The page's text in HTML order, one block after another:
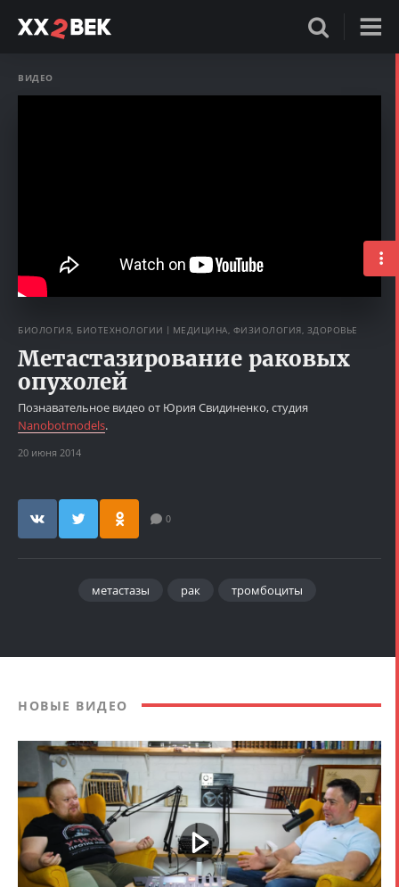
ВИДЕО
БИОЛОГИЯ, БИОТЕХНОЛОГИИ МЕДИЦИНА, ФИЗИОЛОГИЯ, ЗДОРОВЬЕ
Метастазирование раковых
опухолей
Познавательное видео от Юрия Свидиненко, студия
Nanobotmodels.
20 июня 2014
0
метастазы рак тромбоциты
НОВЫЕ ВИДЕО